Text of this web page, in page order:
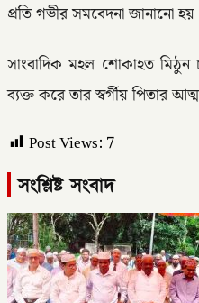
প্রতি গভীর সমবেদনা জানানো
সাংবাদিক মহল শোকাহত মিঠুন
ব্যক্ত করে তার স্বর্গীয় পিতার
Post Views: 7
সংশ্লিষ্ট সংবাদ